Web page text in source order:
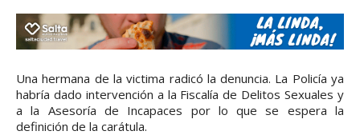
Una hermana de la victima radicó la denuncia. La Policía ya
habría dado intervención a la Fiscalía de Delitos Sexuales y
a la Asesoría de Incapaces por lo que se espera la
definición de la carátula.